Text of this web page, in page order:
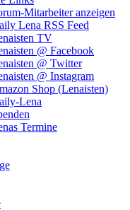
Mitarbeiter anzeigen
Lena RSS Feed
TV
@ Facebook
@ Twitter
@ Instagram
Shop (Lenaisten)
Lena
Termine